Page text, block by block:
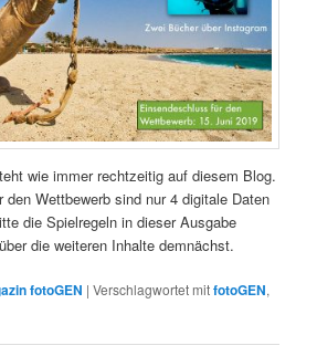
wie immer rechtzeitig auf diesem Blog.
den Wettbewerb sind nur 4 digitale Daten
die Spielregeln in dieser Ausgabe
die weiteren Inhalte demnächst.
fotoGEN |Verschlagwortet mitfotoGEN,